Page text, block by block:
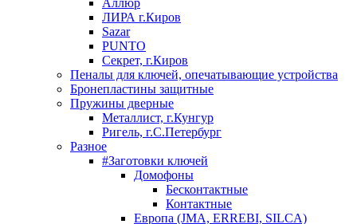
Аллюр
ЛИРА г.Киров
Sazar
PUNTO
Секрет, г.Киров
Пеналы для ключей, опечатывающие устройства
Бронепластины защитные
Пружины дверные
Металлист, г.Кунгур
Ригель, г.С.Петербург
Разное
#Заготовки ключей
Домофоны
Бесконтактные
Контактные
Европа (JMA, ERREBI, SILCA)